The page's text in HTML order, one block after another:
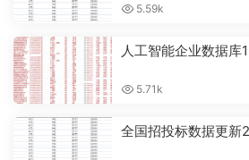
5.59k
人工智能企业数据
5.71k
全国招投标数据更新